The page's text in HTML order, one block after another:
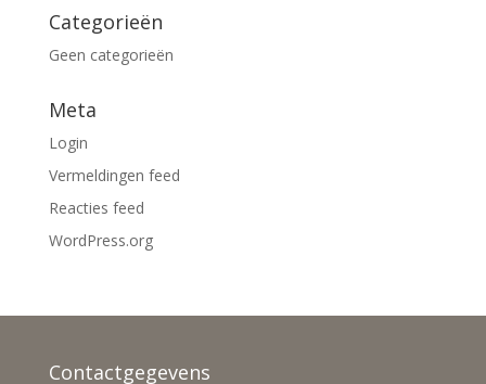
Categorieën
Geen categorieën
Meta
Login
Vermeldingen feed
Reacties feed
WordPress.org
Contactgegevens